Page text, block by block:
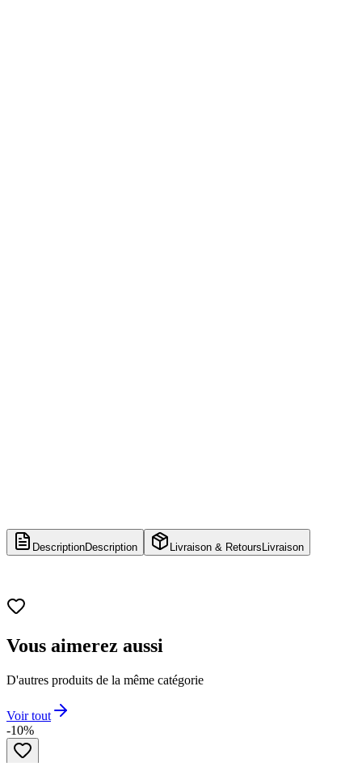
DescriptionDescription Livraison & Retours Livraison
Vous aimerez aussi
D'autres produits de la même catégorie
Voir tout
-10%